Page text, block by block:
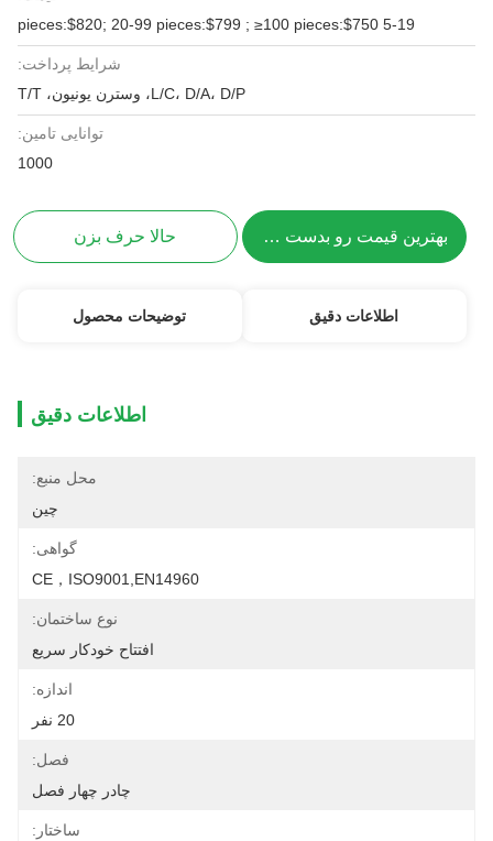
5-19 pieces:$820; 20-99 pieces:$799 ; ≥100 pieces:$750
شرایط پرداخت:
L/C، D/A، D/P، وسترن یونیون، T/T
توانایی تامین:
1000
بهترین قیمت رو بدست بیار حالا حرف بزن
اطلاعات دقیق توضیحات محصول
اطلاعات دقیق
محل منبع:
چین
گواهی:
CE，ISO9001,EN14960
نوع ساختمان:
افتتاح خودکار سریع
اندازه:
20 نفر
فصل:
چادر چهار فصل
ساختار: